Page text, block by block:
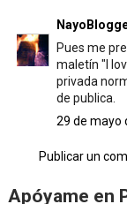
Pues me
maletín "I
privada
de publica.
29 de mayo
Publicar un
Apóyame en